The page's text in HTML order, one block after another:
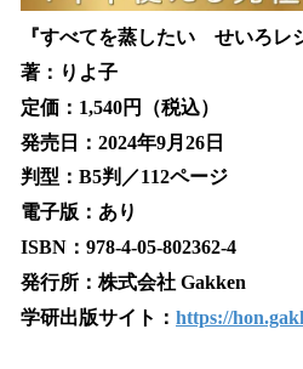
『すべてを蒸したい せいろレ
著：りよ子
定価：1,540円（税込）
発売日：2024年9月26日
判型：B5判／112ページ
電子版：あり
ISBN：978-4-05-802362-4
発行所：株式会社 Gakken
学研出版サイト： https://